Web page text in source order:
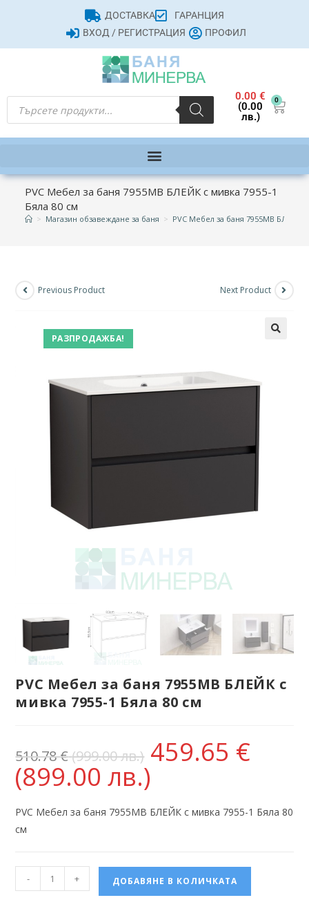
ДОСТАВКА
ГАРАНЦИЯ
ВХОД / РЕГИСТРАЦИЯ
ПРОФИЛ
0.00€
(0.00
лв.)
0
PVC Мебел за баня 7955MB БЛЕЙК с мивка 7955-1
Бяла 80 см
> Магазин обзавеждане за баня > PVC Мебел за баня 7955MB БЛЕЙК
РАЗПРОДАЖБА!
Previous Product Next Product
PVC Мебел за баня 7955MB БЛЕЙК с
мивка 7955-1 Бяла 80 см
510.78€(999.00 лв.) 459.65 €
(899.00 лв.)
PVC Мебел за баня 7955MB БЛЕЙК с мивка 7955-1 Бяла 80
см
- + ДОБАВЯНЕ В КОЛИЧКАТА